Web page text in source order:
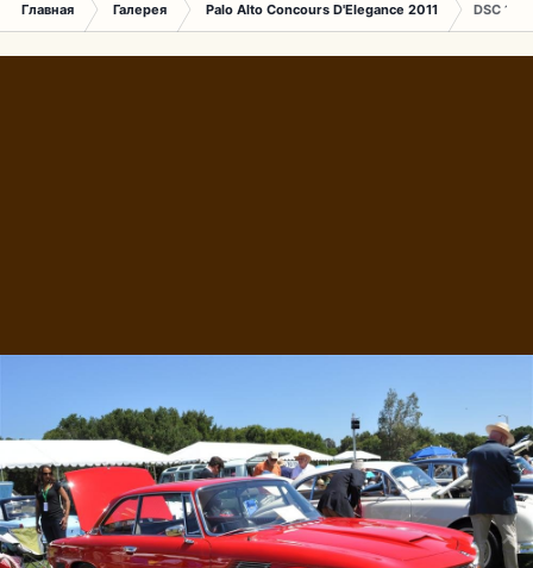
Главная Галерея Palo Alto Concours D'Elegance 2011 DSC